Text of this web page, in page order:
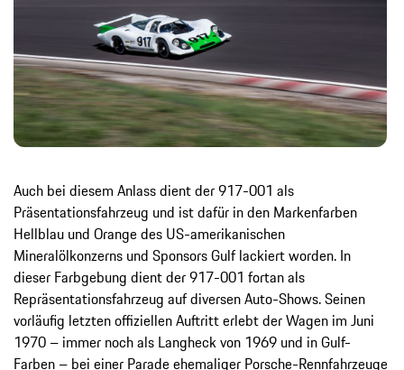
Auch bei diesem Anlass dient der 917-001 als
Präsentationsfahrzeug und ist dafür in den Markenfarben
Hellblau und Orange des US-amerikanischen
Mineralölkonzerns und Sponsors Gulf lackiert worden. In
dieser Farbgebung dient der 917-001 fortan als
Repräsentationsfahrzeug auf diversen Auto-Shows. Seinen
vorläufig letzten offiziellen Auftritt erlebt der Wagen im Juni
1970 – immer noch als Langheck von 1969 und in Gulf-
Farben – bei einer Parade ehemaliger Porsche-Rennfahrzeuge